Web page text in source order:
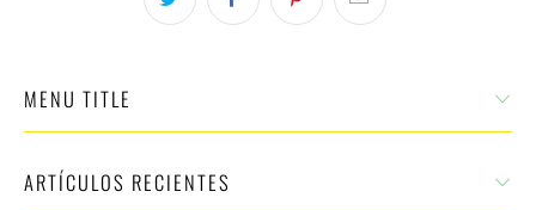
MENU TITLE
ARTÍCULOS RECIENTES